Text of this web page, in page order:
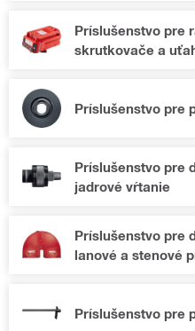
Príslušenstvo pre
skrutkovače a
Príslušenstvo pre
Príslušenstvo pre
jadrové vŕtanie
Príslušenstvo pre
lanové a stenové
Príslušenstvo pre